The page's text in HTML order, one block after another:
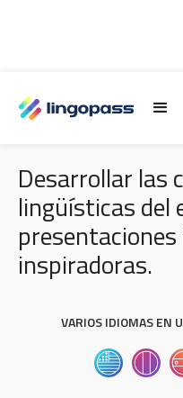
HACER PRESENTACIONES
Desarrollar las
lingüísticas del
inspiradoras.
VARIOS IDIOMAS EN